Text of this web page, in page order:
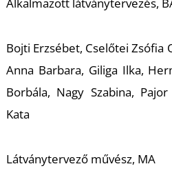
Bojti Erzsébet, Cselőtei Zsófia
Anna Barbara, Giliga Ilka,
Borbála, Nagy Szabina,
Kata
Látványtervező művész, MA